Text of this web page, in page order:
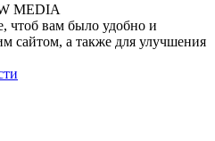
MEDIA
чтоб вам было удобно и
сайтом, а также для улучшения